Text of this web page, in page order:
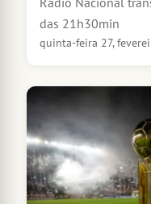
das 21h30min
quinta-feira 27,